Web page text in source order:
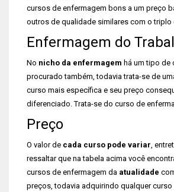
cursos de enfermagem bons a um preço
outros de qualidade similares com o triplo
Enfermagem do
No nicho da enfermagem há um tipo de
procurado também, todavia trata-se de
curso mais específica e seu preço
diferenciado. Trata-se do curso de
Preço
O valor de cada curso pode variar,
ressaltar que na tabela acima você
cursos de enfermagem da atualidade
preços, todavia adquirindo qualquer